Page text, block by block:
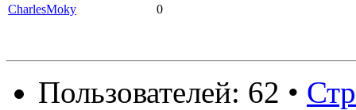
CharlesMoky
0
Пользователей: 62 •